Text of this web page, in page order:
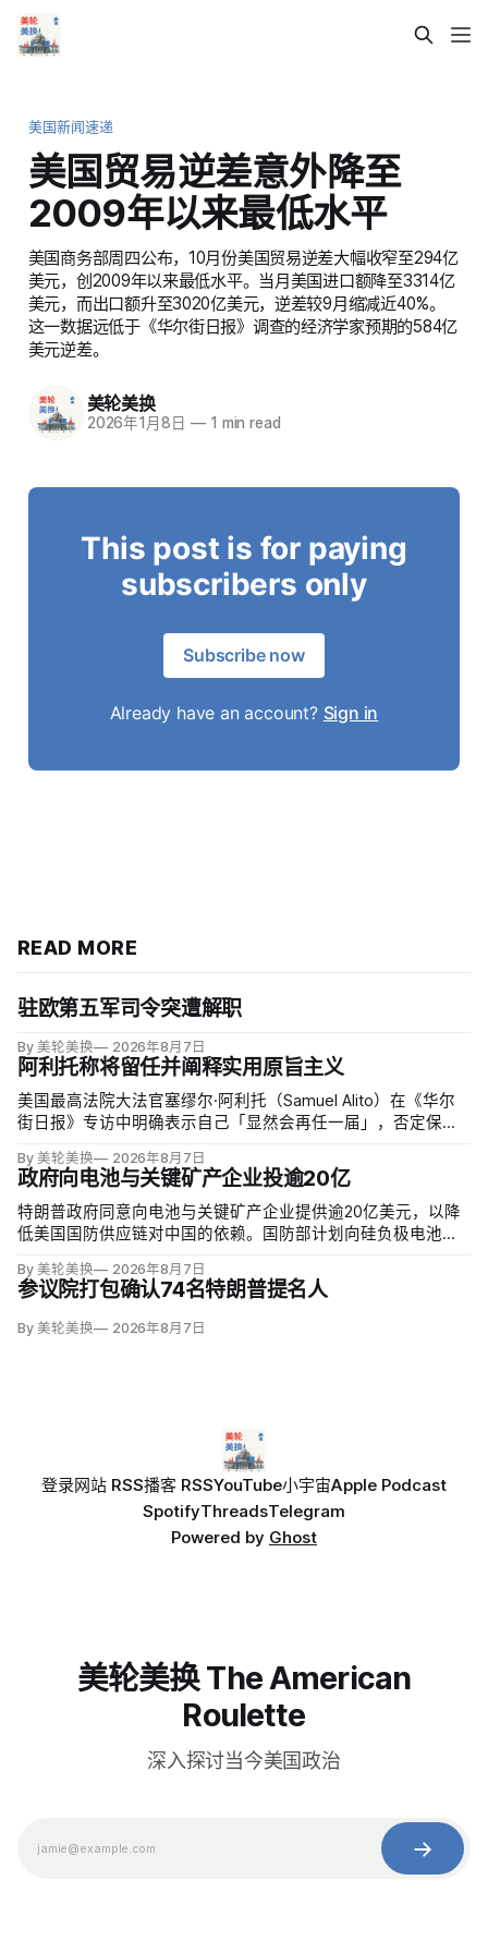
美国新闻速递
美国贸易逆差意外降至
2009年以来最低水平
美国商务部周四公布，10月份美国贸易逆差大幅收窄至294亿
美元，创2009年以来最低水平。当月美国进口额降至3314亿
美元，而出口额升至3020亿美元，逆差较9月缩减近40%。
这一数据远低于《华尔街日报》调查的经济学家预期的584亿
美元逆差。
美轮美换
2026年1月8日 —1 min read
This post is for paying
subscribers only
Subscribe now
Already have an account? Sign in
READ MORE
驻欧第五军司令突遭解职
By 美轮美换 2026年8月7日
阿利托称将留任并阐释实用原旨主义
美国最高法院大法官塞缪尔·阿利托（Samuel Alito）在《华尔
街日报》专访中明确表示自己「显然会再任一届」，否定保守
者的呼声。76岁的阿利托称这类催退提醒他生命有限，却也暗
含法官可以互换的误解。
By 美轮美换 2026年8月7日
政府向电池与关键矿产企业投逾20亿
特朗普政府同意向电池与关键矿产企业提供逾20亿美元，以降
低美国国防供应链对中国的依赖。国防部计划向硅负极电池公
开采钪的日出能源金属公司（Sunrise Energy Metals）提供4亿
美元贷款，美…
By 美轮美换 2026年8月7日
参议院打包确认74名特朗普提名人
By 美轮美换 2026年8月7日
登录网站 RSS播客 RSSYouTube小宇宙Apple Podcast
SpotifyThreadsTelegram
Powered by Ghost
美轮美换 The American
Roulette
深入探讨当今美国政治